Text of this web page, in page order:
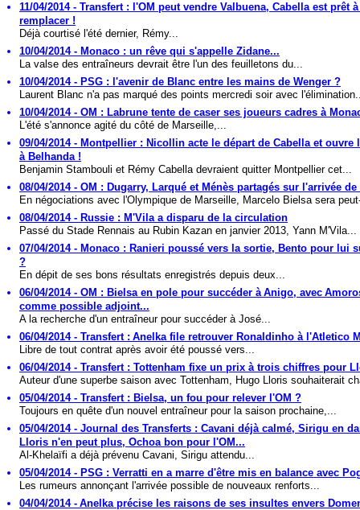
11/04/2014 - Transfert : l'OM peut vendre Valbuena, Cabella est prêt
remplacer !
Déjà courtisé l'été dernier, Rémy...
10/04/2014 - Monaco : un rêve qui s'appelle Zidane...
La valse des entraîneurs devrait être l'un des feuilletons du...
10/04/2014 - PSG : l'avenir de Blanc entre les mains de Wenger ?
Laurent Blanc n'a pas marqué des points mercredi soir avec
10/04/2014 - OM : Labrune tente de caser ses joueurs cadres à
L'été s'annonce agité du côté de Marseille,...
09/04/2014 - Montpellier : Nicollin acte le départ de Cabella et ouvre
à Belhanda !
Benjamin Stambouli et Rémy Cabella devraient quitter Montpellier cet...
08/04/2014 - OM : Dugarry, Larqué et Ménès partagés sur l'arrivée
En négociations avec l'Olympique de Marseille, Marcelo Bielsa sera
08/04/2014 - Russie : M'Vila a disparu de la circulation
Passé du Stade Rennais au Rubin Kazan en janvier 2013, Yann M'Vila...
07/04/2014 - Monaco : Ranieri poussé vers la sortie, Bento pour lui
?
En dépit de ses bons résultats enregistrés depuis deux...
06/04/2014 - OM : Bielsa en pole pour succéder à Anigo, avec
comme possible adjoint...
A la recherche d'un entraîneur pour succéder à José...
06/04/2014 - Transfert : Anelka file retrouver Ronaldinho à l'Atletico
Libre de tout contrat après avoir été poussé vers...
06/04/2014 - Transfert : Tottenham fixe un prix à trois chiffres pour
Auteur d'une superbe saison avec Tottenham, Hugo Lloris souhaiterait
05/04/2014 - Transfert : Bielsa, un fou pour relever l'OM ?
Toujours en quête d'un nouvel entraîneur pour la saison prochaine,...
05/04/2014 - Journal des Transferts : Cavani déjà calmé, Sirigu en
Lloris n'en peut plus, Ochoa bon pour l'OM...
Al-Khelaïfi a déjà prévenu Cavani, Sirigu attendu...
05/04/2014 - PSG : Verratti en a marre d'être mis en balance avec
Les rumeurs annonçant l'arrivée possible de nouveaux renforts...
04/04/2014 - Anelka précise les raisons de ses insultes envers